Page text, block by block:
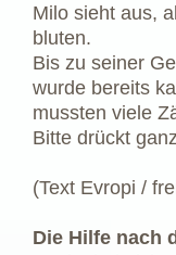
Milo sieht aus,
bluten.
Bis zu seiner
wurde bereits
mussten viele
Bitte drückt
(Text Evropi /
Die Hilfe nach